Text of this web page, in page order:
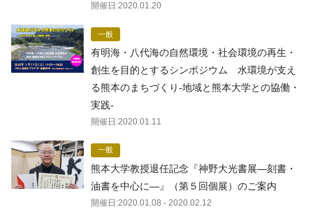
開催日:2020.01.20
一般
有明海・八代海の自然環境・社会環境の再生・
創生を目的とするシンポジウム 水環境が支え
る熊本のまちづくり-地域と熊本大学との協働・
実践-
開催日:2020.01.11
一般
熊本大学教授退任記念『神野大光書展―刻書・
油書を中心に―』（第５回個展）のご案内
開催日:2020.01.08 - 2020.02.12